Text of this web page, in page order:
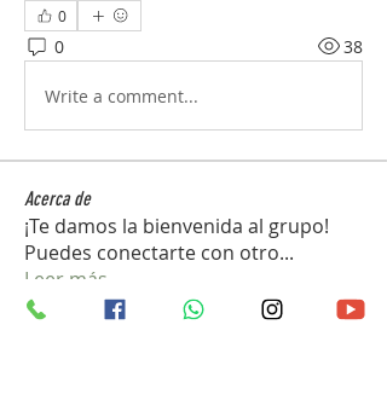
0
0 38
Write a comment...
Acerca de
¡Te damos la bienvenida al grupo!
Puedes conectarte con otro...
Leer más